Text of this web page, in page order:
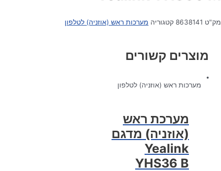
מק"ט 8638141 קטגוריה מערכות ראש (אוזניה) לטלפון
מוצרים קשורים
מערכות ראש (אוזניה) לטלפון
מערכת ראש
(אוזניה) מדגם
Yealink
YHS36 B